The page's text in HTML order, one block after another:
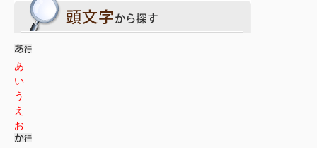
あ
い
う
え
お